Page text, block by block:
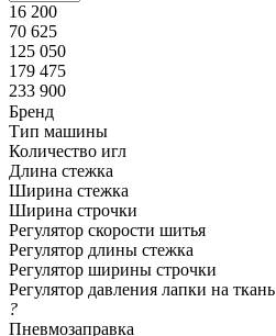
16 200
70 625
125 050
179 475
233 900
Бренд
Тип машины
Количество игл
Длина стежка
Ширина стежка
Ширина строчки
Регулятор скорости шитья
Регулятор длины стежка
Регулятор ширины строчки
Регулятор давления лапки на ткань
?
Пневмозаправка